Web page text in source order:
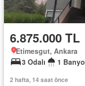
6.875.000 TL
Etimesgut, Ankara
3 Odalı
1 Banyo
2 hafta, 14 saat önce